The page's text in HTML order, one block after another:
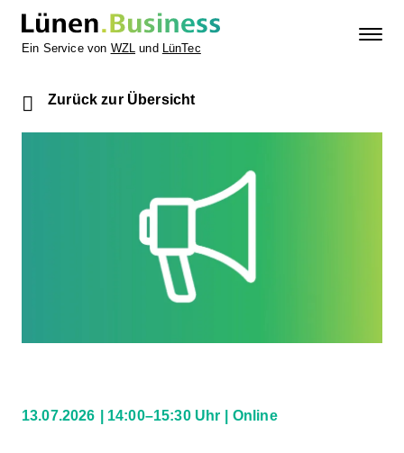
Ein Service von WZL und LünTec
Zurück zur Übersicht
13.07.2026 14:00–15:30 Uhr Online